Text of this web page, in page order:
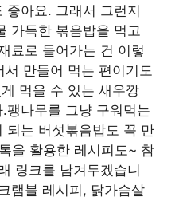
좋아요. 그래서 그런지
가득한 볶음밥을 먹고
료로 들어가는 건 이렇
만들어 먹는 편이기도
먹을 수 있는 새우깡
팽나무를 그냥 구워먹는
되는 버섯볶음밥도 꼭 만
을 활용한 레시피도~ 참
링크를 남겨두겠습니
램블 레시피, 닭가슴살